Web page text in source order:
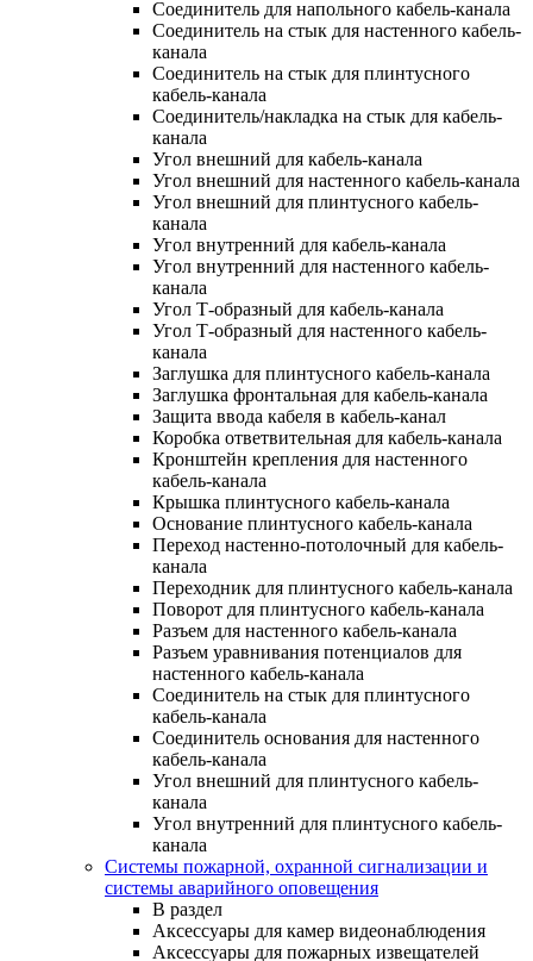
Соединитель для напольного кабель-канала
Соединитель на стык для настенного кабель-
канала
Соединитель на стык для плинтусного
кабель-канала
Соединитель/накладка на стык для кабель-
канала
Угол внешний для кабель-канала
Угол внешний для настенного кабель-канала
Угол внешний для плинтусного кабель-
канала
Угол внутренний для кабель-канала
Угол внутренний для настенного кабель-
канала
Угол Т-образный для кабель-канала
Угол Т-образный для настенного кабель-
канала
Заглушка для плинтусного кабель-канала
Заглушка фронтальная для кабель-канала
Защита ввода кабеля в кабель-канал
Коробка ответвительная для кабель-канала
Кронштейн крепления для настенного
кабель-канала
Крышка плинтусного кабель-канала
Основание плинтусного кабель-канала
Переход настенно-потолочный для кабель-
канала
Переходник для плинтусного кабель-канала
Поворот для плинтусного кабель-канала
Разъем для настенного кабель-канала
Разъем уравнивания потенциалов для
настенного кабель-канала
Соединитель на стык для плинтусного
кабель-канала
Соединитель основания для настенного
кабель-канала
Угол внешний для плинтусного кабель-
канала
Угол внутренний для плинтусного кабель-
канала
Системы пожарной, охранной сигнализации и
системы аварийного оповещения
В раздел
Аксессуары для камер видеонаблюдения
Аксессуары для пожарных извещателей